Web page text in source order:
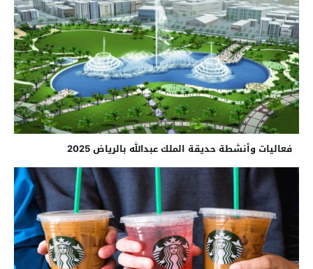
فعاليات وأنشطة حديقة الملك عبدالله بالرياض 2025